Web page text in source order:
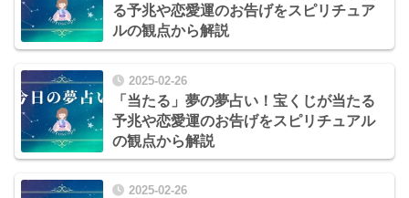
る予兆や恋愛運のお告げをスピリチュア
ルの観点から解説
2025-02-26
「当たる」夢の夢占い！宝くじが当たる
予兆や恋愛運のお告げをスピリチュアル
の観点から解説
2025-02-26